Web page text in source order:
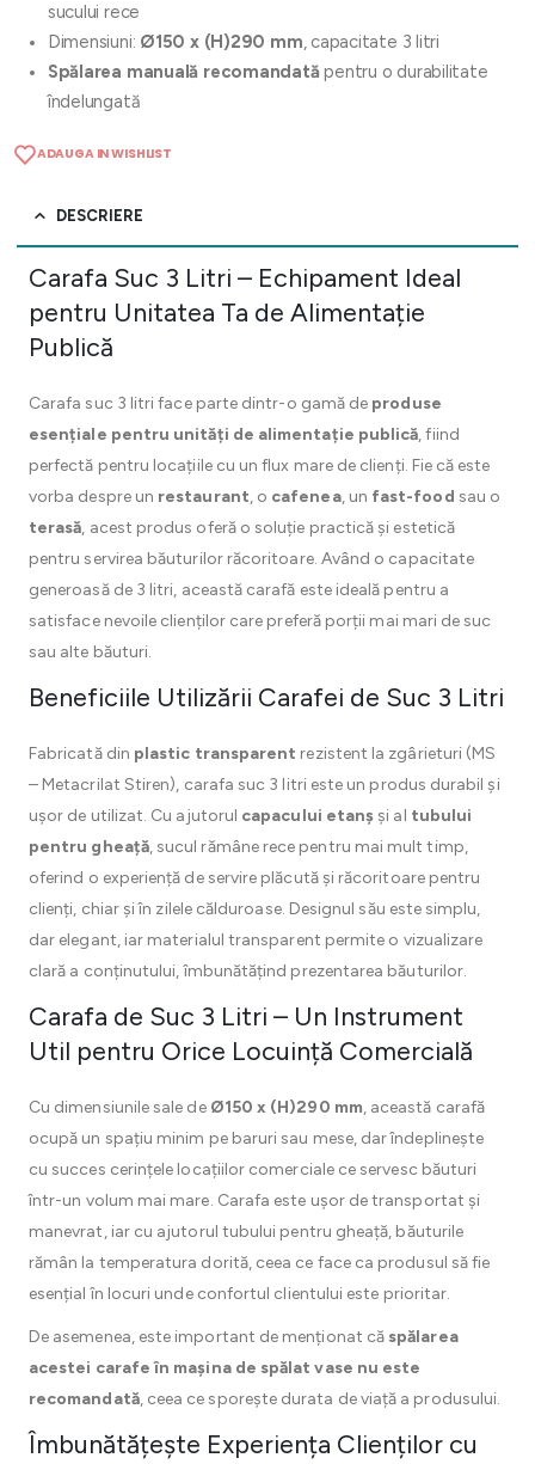
sucului rece
Dimensiuni: Ø150 x (H)290 mm, capacitate 3 litri
Spălarea manuală recomandatăpentru o durabilitate
îndelungată
ADAUGA IN WISHLIST
DESCRIERE
Carafa Suc 3 Litri – Echipament Ideal
pentru Unitatea Ta de Alimentație
Publică
Carafa suc 3 litri face parte dintr-o gamă de produse
esențiale pentru unități de alimentație publică, fiind
perfectă pentru locațiile cu un flux mare de clienți. Fie că este
vorba despre un restaurant, o cafenea, un fast-food sau o
terasă, acest produs oferă o soluție practică și estetică
pentru servirea băuturilor răcoritoare. Având o capacitate
generoasă de 3 litri, această carafă este ideală pentru a
satisface nevoile clienților care preferă porții mai mari de suc
sau alte băuturi.
Beneficiile Utilizării Carafei de Suc 3 Litri
Fabricată din plastic transparent rezistent la zgârieturi (MS
– Metacrilat Stiren), carafa suc 3 litri este un produs durabil și
ușor de utilizat. Cu ajutorul capacului etanș și al tubului
pentru gheață, sucul rămâne rece pentru mai mult timp,
oferind o experiență de servire plăcută și răcoritoare pentru
clienți, chiar și în zilele călduroase. Designul său este simplu,
dar elegant, iar materialul transparent permite o vizualizare
clară a conținutului, îmbunătățind prezentarea băuturilor.
Carafa de Suc 3 Litri – Un Instrument
Util pentru Orice Locuință Comercială
Cu dimensiunile sale de Ø150 x (H)290 mm, această carafă
ocupă un spațiu minim pe baruri sau mese, dar îndeplinește
cu succes cerințele locațiilor comerciale ce servesc băuturi
într-un volum mai mare. Carafa este ușor de transportat și
manevrat, iar cu ajutorul tubului pentru gheață, băuturile
rămân la temperatura dorită, ceea ce face ca produsul să fie
esențial în locuri unde confortul clientului este prioritar.
De asemenea, este important de menționat că spălarea
acestei carafe în mașina de spălat vase nu este
recomandată, ceea ce sporește durata de viață a produsului.
Îmbunătățește Experiența Clienților cu